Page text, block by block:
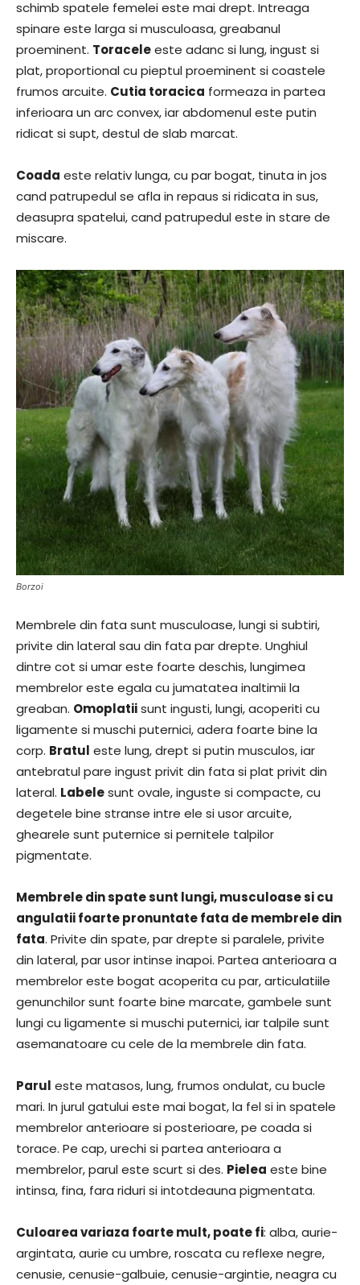
schimb spatele femelei este mai drept. Intreaga
spinare este larga si musculoasa, greabanul
proeminent. Toraceleeste adanc si lung, ingust si
plat, proportional cu pieptul proeminent si coastele
frumos arcuite. Cutia toracica formeaza in partea
inferioara un arc convex, iar abdomenul este putin
ridicat si supt, destul de slab marcat.
Coada este relativ lunga, cu par bogat, tinuta in jos
cand patrupedul se afla in repaus si ridicata in sus,
deasupra spatelui, cand patrupedul este in stare de
miscare.
Borzoi
Membrele din fata sunt musculoase, lungi si subtiri,
privite din lateral sau din fata par drepte. Unghiul
dintre cot si umar este foarte deschis, lungimea
membrelor este egala cu jumatatea inaltimii la
greaban. Omoplatiisunt ingusti, lungi, acoperiti cu
ligamente si muschi puternici, adera foarte bine la
corp. Bratul este lung, drept si putin musculos, iar
antebratul pare ingust privit din fata si plat privit din
lateral. Labelesunt ovale, inguste si compacte, cu
degetele bine stranse intre ele si usor arcuite,
ghearele sunt puternice si pernitele talpilor
pigmentate.
Membrele din spate sunt lungi, musculoase si cu
angulatii foarte pronuntate fata de membrele din
fata. Privite din spate, par drepte si paralele, privite
din lateral, par usor intinse inapoi. Partea anterioara a
membrelor este bogat acoperita cu par, articulatiile
genunchilor sunt foarte bine marcate, gambele sunt
lungi cu ligamente si muschi puternici, iar talpile sunt
asemanatoare cu cele de la membrele din fata.
Parul este matasos, lung, frumos ondulat, cu bucle
mari. In jurul gatului este mai bogat, la fel si in spatele
membrelor anterioare si posterioare, pe coada si
torace. Pe cap, urechi si partea anterioara a
membrelor, parul este scurt si des. Pielea este bine
intinsa, fina, fara riduri si intotdeauna pigmentata.
Culoarea variaza foarte mult, poate fi: alba, aurie-
argintata, aurie cu umbre, roscata cu reflexe negre,
cenusie, cenusie-galbuie, cenusie-argintie, neagra cu